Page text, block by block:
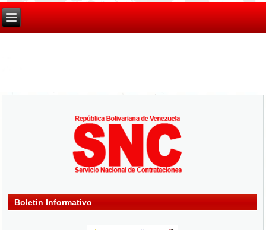
Boletin Informativo